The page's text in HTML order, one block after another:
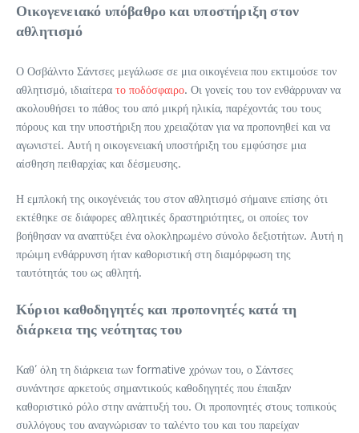
Οικογενειακό υπόβαθρο και υποστήριξη στον
αθλητισμό
Ο Οσβάλντο Σάντσες μεγάλωσε σε μια οικογένεια που εκτιμούσε τον
αθλητισμό, ιδιαίτερα το ποδόσφαιρο. Οι γονείς του τον ενθάρρυναν να
ακολουθήσει το πάθος του από μικρή ηλικία, παρέχοντάς του τους
πόρους και την υποστήριξη που χρειαζόταν για να προπονηθεί και να
αγωνιστεί. Αυτή η οικογενειακή υποστήριξη του εμφύσησε μια
αίσθηση πειθαρχίας και δέσμευσης.
Η εμπλοκή της οικογένειάς του στον αθλητισμό σήμαινε επίσης ότι
εκτέθηκε σε διάφορες αθλητικές δραστηριότητες, οι οποίες τον
βοήθησαν να αναπτύξει ένα ολοκληρωμένο σύνολο δεξιοτήτων. Αυτή η
πρώιμη ενθάρρυνση ήταν καθοριστική στη διαμόρφωση της
ταυτότητάς του ως αθλητή.
Κύριοι καθοδηγητές και προπονητές κατά τη
διάρκεια της νεότητας του
Καθ’ όλη τη διάρκεια των formative χρόνων του, ο Σάντσες
συνάντησε αρκετούς σημαντικούς καθοδηγητές που έπαιξαν
καθοριστικό ρόλο στην ανάπτυξή του. Οι προπονητές στους τοπικούς
συλλόγους του αναγνώρισαν το ταλέντο του και του παρείχαν